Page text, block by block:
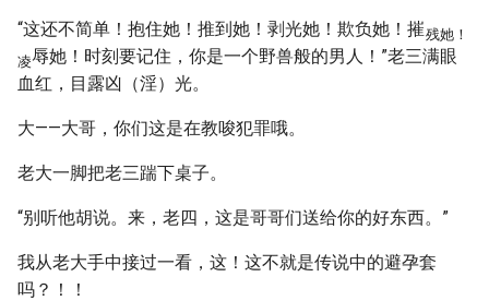
“这还不简单！抱住她！推到她！剥光她！欺负她！摧残她！
凌辱她！时刻要记住，你是一个野兽般的男人！”老三满眼
血红，目露凶（淫）光。
大——大哥，你们这是在教唆犯罪哦。
老大一脚把老三踹下桌子。
“别听他胡说。来，老四，这是哥哥们送给你的好东西。”
我从老大手中接过一看，这！这不就是传说中的避孕套
吗？！！